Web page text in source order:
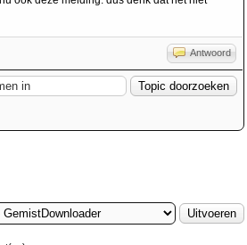
Antwoord